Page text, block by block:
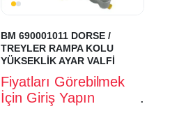
BM 690001011 DORSE /
TREYLER RAMPA KOLU
YÜKSEKLİK AYAR VALFİ
Fiyatları Görebilmek
İçin Giriş Yapın
.